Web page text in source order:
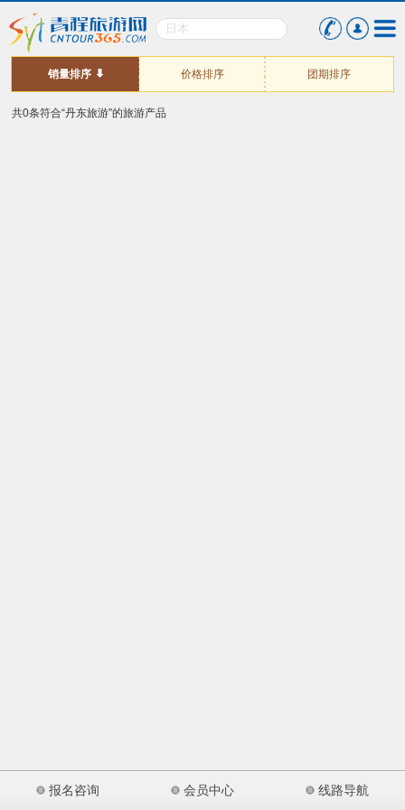
销量排序 价格排序 团期排序
共0条符合“丹东旅游”的旅游产品
报名咨询 会员中心 线路导航